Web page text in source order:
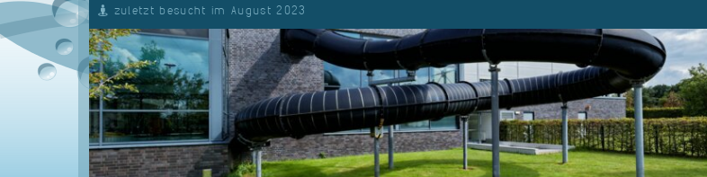
zuletzt besucht im August 2023